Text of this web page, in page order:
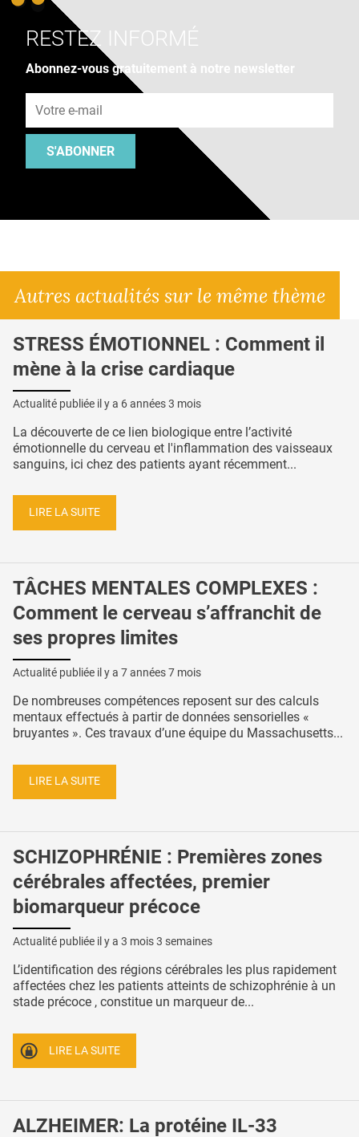
RESTEZ INFORMÉ
Abonnez-vous gratuitement à notre newsletter
S'ABONNER
Autres actualités sur le même thème
STRESS ÉMOTIONNEL : Comment il
mène à la crise cardiaque
Actualité publiée il y a 6 années 3 mois
La découverte de ce lien biologique entre l’activité
émotionnelle du cerveau et l'inflammation des vaisseaux
sanguins, ici chez des patients ayant récemment...
LIRE LA SUITE
TÂCHES MENTALES COMPLEXES :
Comment le cerveau s’affranchit de
ses propres limites
Actualité publiée il y a 7 années 7 mois
De nombreuses compétences reposent sur des calculs
mentaux effectués à partir de données sensorielles «
bruyantes ». Ces travaux d’une équipe du Massachusetts...
LIRE LA SUITE
SCHIZOPHRÉNIE : Premières zones
cérébrales affectées, premier
biomarqueur précoce
Actualité publiée il y a 3 mois 3 semaines
L’identification des régions cérébrales les plus rapidement
affectées chez les patients atteints de schizophrénie à un
stade précoce , constitue un marqueur de...
LIRE LA SUITE
ALZHEIMER: La protéine IL-33